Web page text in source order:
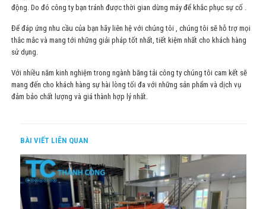
động. Do đó công ty bạn tránh được thời gian dừng máy để khắc phục sự cố .
Để đáp ứng nhu cầu của bạn hãy liên hệ với chúng tôi , chúng tôi sẽ hỗ trợ mọi
thắc mắc và mang tới những giải pháp tốt nhất, tiết kiệm nhất cho khách hàng
sử dụng.
Với nhiều năm kinh nghiệm trong ngành băng tải công ty chúng tôi cam kết sẽ
mang đến cho khách hàng sự hài lòng tối đa với những sản phẩm và dịch vụ
đảm bảo chất lượng và giá thành hợp lý nhất.
BÀI VIẾT LIÊN QUAN